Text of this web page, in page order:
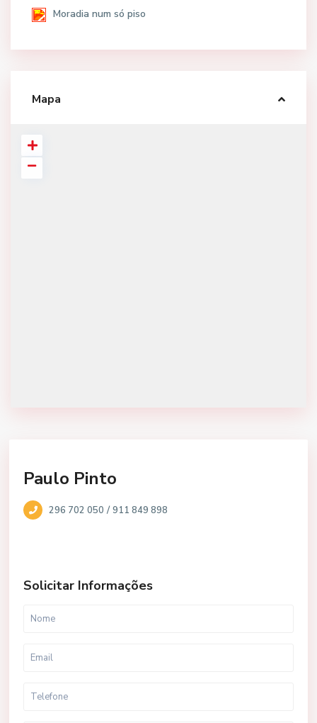
Moradia num só piso
Mapa
Paulo Pinto
296 702 050 /911 849 898
Solicitar Informações